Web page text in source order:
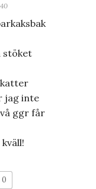
stöket
jag inte
ggr får
0